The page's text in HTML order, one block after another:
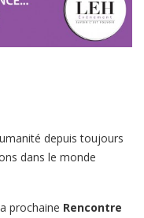
depuis toujours
dans le monde
prochaine Rencontre